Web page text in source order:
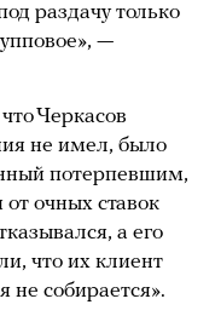
раздачу только
—
Черкасов
не имел, было
потерпевшим,
от очных ставок
а его
что их клиент
не собирается».